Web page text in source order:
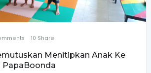
10 Share
Menitipkan Anak Ke
PapaBoonda